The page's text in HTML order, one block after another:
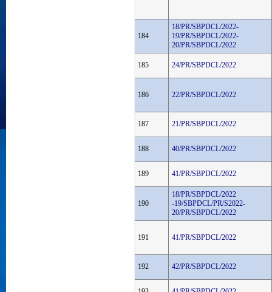
184
18/PR/SBPDCL/2022-
19/PR/SBPDCL/2022-
20/PR/SBPDCL/2022
185 24/PR/SBPDCL/2022
186 22/PR/SBPDCL/2022
187 21/PR/SBPDCL/2022
188 40/PR/SBPDCL/2022
189 41/PR/SBPDCL/2022
190
18/PR/SBPDCL/2022
-19/SBPDCL/PR/S2022-
20/PR/SBPDCL/2022
191 41/PR/SBPDCL/2022
192 42/PR/SBPDCL/2022